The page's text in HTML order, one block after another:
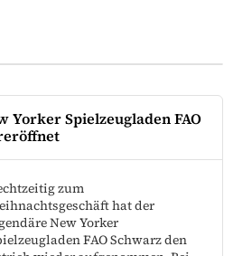
Yorker Spielzeugladen FAO
zum
hat der
New Yorker
FAO Schwarz den